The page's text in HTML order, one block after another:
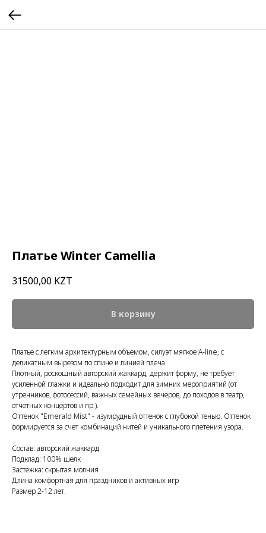
Платье Winter Camellia
31500,00 KZT
В корзину
Платье с легким архитектурным объемом, силуэт мягкое А-line, с
деликатным вырезом по спине и линией плеча.
Плотный, роскошный авторский жаккард, держит форму, не требует
усиленной глажки и идеально подходит для зимних мероприятий (от
утренников, фотосессий, важных семейных вечеров, до походов в театр,
отчетных концертов и пр.).
Оттенок "Emerald Mist" - изумрудный оттенок с глубокой тенью. Оттенок
формируется за счет комбинаций нитей и уникального плетения узора.
Состав: авторский жаккард
Подклад: 100% шелк
Застежка: скрытая молния
Длина комфортная для праздников и активных игр
Размер 2-12 лет.